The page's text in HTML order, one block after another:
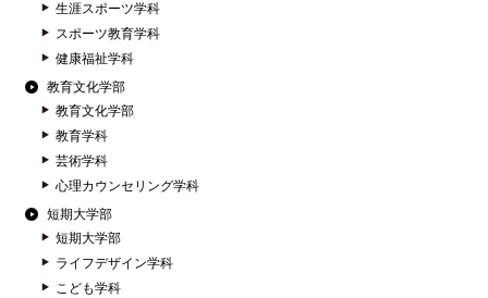
生涯スポーツ学科
スポーツ教育学科
健康福祉学科
教育文化学部
教育文化学部
教育学科
芸術学科
心理カウンセリング学科
短期大学部
短期大学部
ライフデザイン学科
こども学科